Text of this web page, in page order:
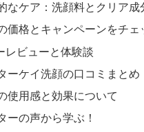
なケア：洗顔料とクリア成
価格とキャンペーンをチェ
レビューと体験談
ーケイ洗顔の口コミまとめ
使用感と効果について
ーの声から学ぶ！